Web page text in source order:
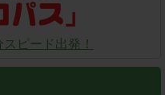
ピード出発！